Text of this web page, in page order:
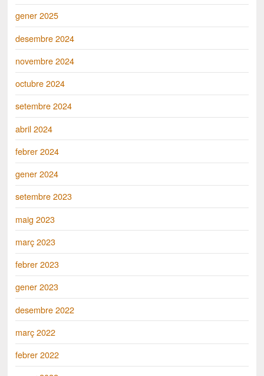
gener 2025
desembre 2024
novembre 2024
octubre 2024
setembre 2024
abril 2024
febrer 2024
gener 2024
setembre 2023
maig 2023
març 2023
febrer 2023
gener 2023
desembre 2022
març 2022
febrer 2022